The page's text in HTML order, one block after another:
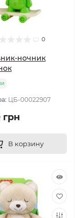
0
ночник
ЦБ-00022907
грн
В корзину